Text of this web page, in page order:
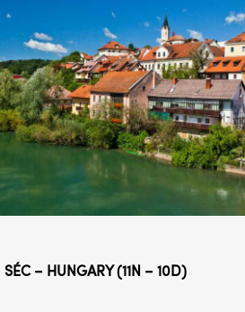
– HUNGARY (11N – 10D)